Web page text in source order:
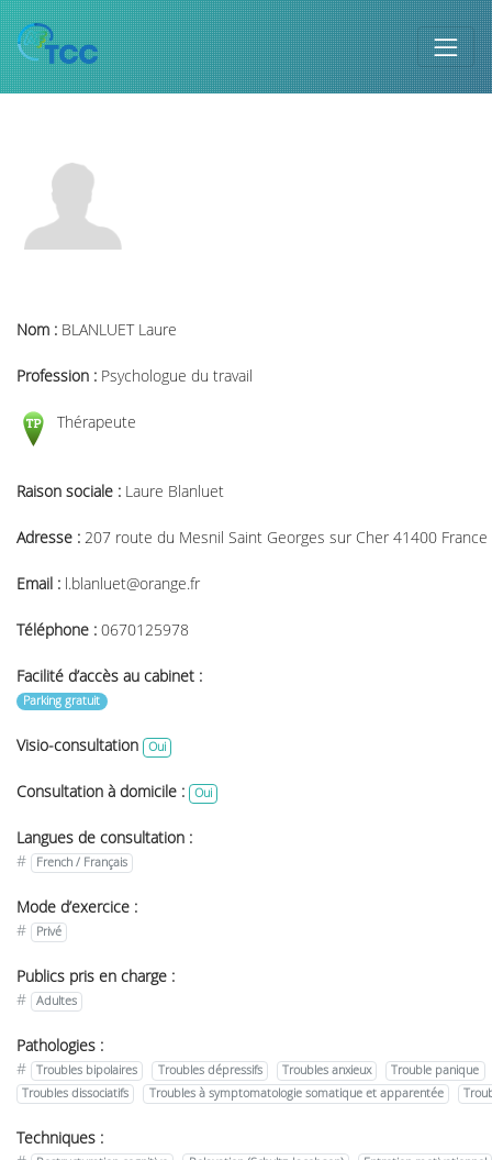
Nom : BLANLUET Laure
Profession : Psychologue du travail
Thérapeute
Raison sociale : Laure Blanluet
Adresse : 207 route du Mesnil Saint Georges sur Cher 41400 France
Email : l.blanluet@orange.fr
Téléphone : 0670125978
Facilité d’accès au cabinet :
Parking gratuit
Visio-consultation Oui
Consultation à domicile : Oui
Langues de consultation :
#
French / Français
Mode d’exercice :
#
Privé
Publics pris en charge :
#
Adultes
Pathologies :
#
Troubles bipolaires Troubles dépressifs Troubles anxieux
Trouble panique
Troubles dissociatifs
Troubles à symptomatologie somatique et apparentée
Techniques :